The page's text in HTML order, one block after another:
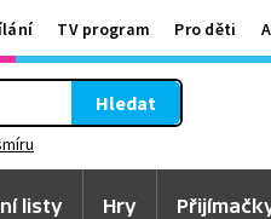
TV program Pro děti
Hledat
listy Hry